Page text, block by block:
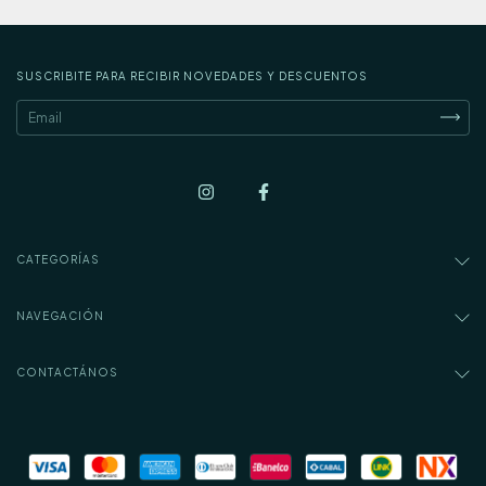
SUSCRIBITE PARA RECIBIR NOVEDADES Y DESCUENTOS
CATEGORÍAS
NAVEGACIÓN
CONTACTÁNOS